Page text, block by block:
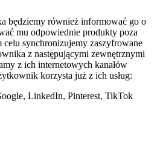
będziemy również informować go o
mu odpowiednie produkty poza
celu synchronizujemy zaszyfrowane
z następującymi zewnętrznymi
z ich internetowych kanałów
korzysta już z ich usług:
LinkedIn, Pinterest, TikTok